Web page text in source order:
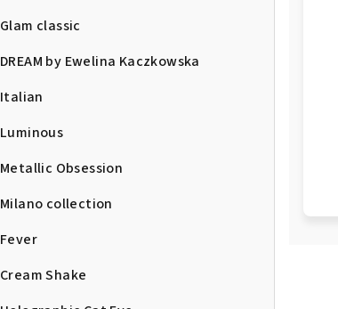
Glam classic
DREAM by Ewelina Kaczkowska
Italian
Luminous
Metallic Obsession
Milano collection
Fever
Cream Shake